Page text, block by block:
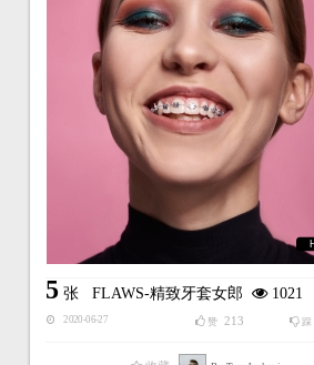
5张 FLAWS-精致牙套女郎 1021
2020-06-27 踩
赞 213